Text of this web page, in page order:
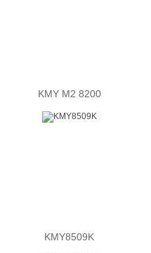
KMY M2 8200
KMY8509K